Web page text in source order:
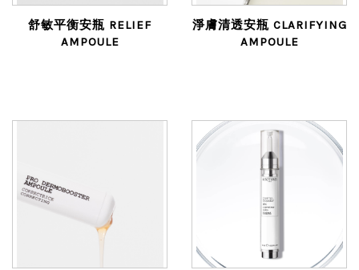
舒敏平衡安瓶 RELIEF
AMPOULE
淨膚清透安瓶 CLARIFYING
AMPOULE